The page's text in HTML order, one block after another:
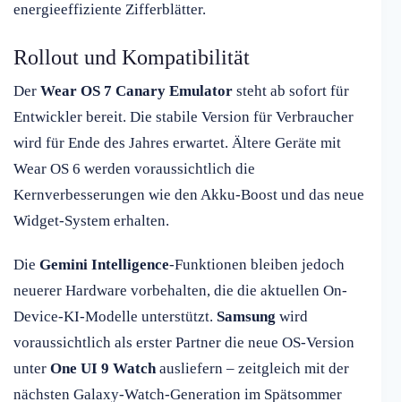
energieeffiziente Zifferblätter.
Rollout und Kompatibilität
Der Wear OS 7 Canary Emulator steht ab sofort für
Entwickler bereit. Die stabile Version für Verbraucher
wird für Ende des Jahres erwartet. Ältere Geräte mit
Wear OS 6 werden voraussichtlich die
Kernverbesserungen wie den Akku-Boost und das neue
Widget-System erhalten.
Die Gemini Intelligence-Funktionen bleiben jedoch
neuerer Hardware vorbehalten, die die aktuellen On-
Device-KI-Modelle unterstützt. Samsung wird
voraussichtlich als erster Partner die neue OS-Version
unter One UI 9 Watchausliefern – zeitgleich mit der
nächsten Galaxy-Watch-Generation im Spätsommer